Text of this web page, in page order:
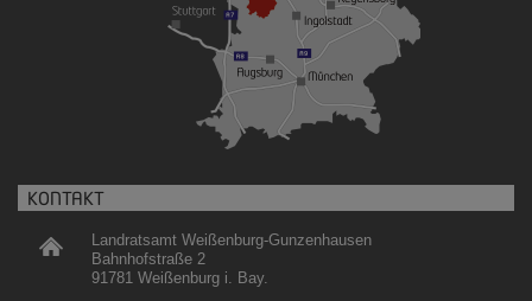
KONTAKT
Landratsamt Weißenburg-Gunzenhausen
Bahnhofstraße 2
91781 Weißenburg i. Bay.